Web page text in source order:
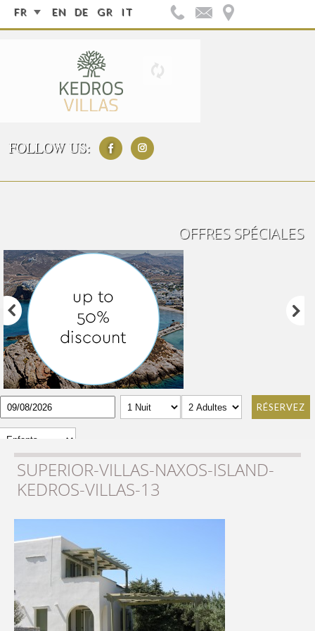
FR EN DE GR IT
FOLLOW US:
OFFRES SPÉCIALES
RÉSERVEZ
SUPERIOR-VILLAS-NAXOS-ISLAND-
KEDROS-VILLAS-13